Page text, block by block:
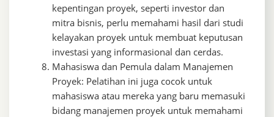
kepentingan proyek, seperti investor dan
mitra bisnis, perlu memahami hasil dari studi
kelayakan proyek untuk membuat keputusan
investasi yang informasional dan cerdas.
Mahasiswa dan Pemula dalam Manajemen
Proyek: Pelatihan ini juga cocok untuk
mahasiswa atau mereka yang baru memasuki
bidang manajemen proyek untuk memahami